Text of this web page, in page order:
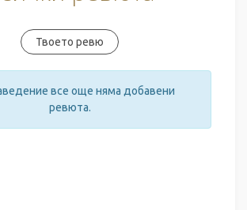
Твоето ревю
все още няма добавени
ревюта.